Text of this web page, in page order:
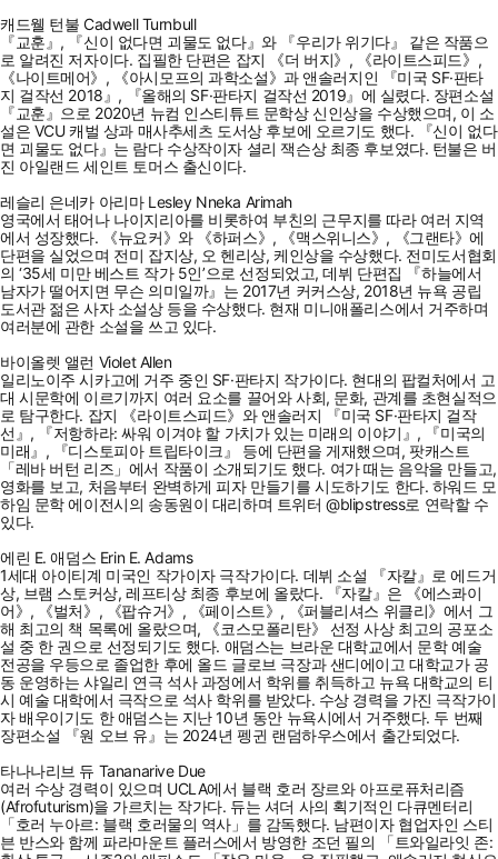
캐드웰 턴불 Cadwell Turnbull
『교훈』, 『신이 없다면 괴물도 없다』와 『우리가 위기다』 같은 작품으
로 알려진 저자이다. 집필한 단편은 잡지 《더 버지》, 《라이트스피드》,
《나이트메어》, 《아시모프의 과학소설》과 앤솔러지인 『미국 SF·판타
지 걸작선 2018』, 『올해의 SF·판타지 걸작선 2019』에 실렸다. 장편소설
『교훈』으로 2020년 뉴컴 인스티튜트 문학상 신인상을 수상했으며, 이 소
설은 VCU 캐벌 상과 매사추세츠 도서상 후보에 오르기도 했다. 『신이 없다
면 괴물도 없다』는 람다 수상작이자 셜리 잭슨상 최종 후보였다. 턴불은 버
진 아일랜드 세인트 토머스 출신이다.
레슬리 은네카 아리마 Lesley Nneka Arimah
영국에서 태어나 나이지리아를 비롯하여 부친의 근무지를 따라 여러 지역
에서 성장했다. 《뉴요커》와 《하퍼스》, 《맥스위니스》, 《그랜타》에
단편을 실었으며 전미 잡지상, 오 헨리상, 케인상을 수상했다. 전미도서협회
의 ‘35세 미만 베스트 작가 5인’으로 선정되었고, 데뷔 단편집 『하늘에서
남자가 떨어지면 무슨 의미일까』는 2017년 커커스상, 2018년 뉴욕 공립
도서관 젊은 사자 소설상 등을 수상했다. 현재 미니애폴리스에서 거주하며
여러분에 관한 소설을 쓰고 있다.
바이올렛 앨런 Violet Allen
일리노이주 시카고에 거주 중인 SF·판타지 작가이다. 현대의 팝컬처에서 고
대 시문학에 이르기까지 여러 요소를 끌어와 사회, 문화, 관계를 초현실적으
로 탐구한다. 잡지 《라이트스피드》와 앤솔러지 『미국 SF·판타지 걸작
선』, 『저항하라: 싸워 이겨야 할 가치가 있는 미래의 이야기』, 『미국의
미래』, 『디스토피아 트립타이크』 등에 단편을 게재했으며, 팟캐스트
「레바 버턴 리즈」에서 작품이 소개되기도 했다. 여가 때는 음악을 만들고,
영화를 보고, 처음부터 완벽하게 피자 만들기를 시도하기도 한다. 하워드 모
하임 문학 에이전시의 송동원이 대리하며 트위터 @blipstress로 연락할 수
있다.
에린 E. 애덤스 Erin E. Adams
1세대 아이티계 미국인 작가이자 극작가이다. 데뷔 소설 『자칼』로 에드거
상, 브램 스토커상, 레프티상 최종 후보에 올랐다. 『자칼』은 《에스콰이
어》, 《벌처》, 《팝슈거》, 《페이스트》, 《퍼블리셔스 위클리》에서 그
해 최고의 책 목록에 올랐으며, 《코스모폴리탄》 선정 사상 최고의 공포소
설 중 한 권으로 선정되기도 했다. 애덤스는 브라운 대학교에서 문학 예술
전공을 우등으로 졸업한 후에 올드 글로브 극장과 샌디에이고 대학교가 공
동 운영하는 샤일리 연극 석사 과정에서 학위를 취득하고 뉴욕 대학교의 티
시 예술 대학에서 극작으로 석사 학위를 받았다. 수상 경력을 가진 극작가이
자 배우이기도 한 애덤스는 지난 10년 동안 뉴욕시에서 거주했다. 두 번째
장편소설 『원 오브 유』는 2024년 펭귄 랜덤하우스에서 출간되었다.
타나나리브 듀 Tananarive Due
여러 수상 경력이 있으며 UCLA에서 블랙 호러 장르와 아프로퓨처리즘
(Afrofuturism)을 가르치는 작가다. 듀는 셔더 사의 획기적인 다큐멘터리
「호러 누아르: 블랙 호러물의 역사」를 감독했다. 남편이자 협업자인 스티
븐 반스와 함께 파라마운트 플러스에서 방영한 조던 필의 「트와일라잇 존: